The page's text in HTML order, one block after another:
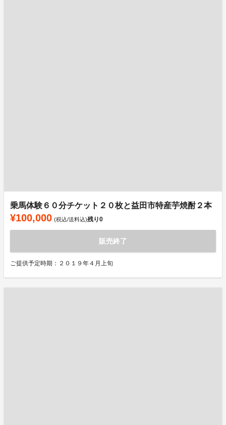
乗馬体験６０分チケット２０枚と益田市特産芋焼酎２本
¥100,000 (税込/送料込)残り0
販売終了
ご提供予定時期：２０１９年４月上旬